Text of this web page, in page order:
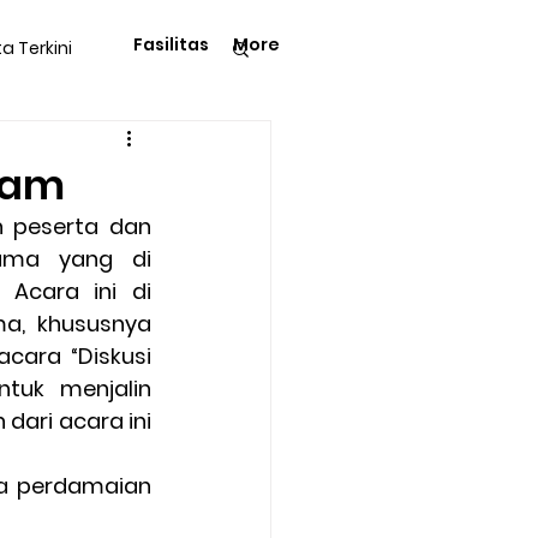
Fasilitas More
Terkini
Pengetahuan
Tips & Trik
Rohani
peserta dan
yang di
Acara ini di
khususnya
“Diskusi
menjalin
dari acara ini
perdamaian